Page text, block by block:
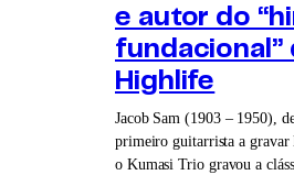
e autor do
fundacional”
Highlife
Jacob Sam (1903 – 1950),
primeiro guitarrista a
o Kumasi Trio gravou a